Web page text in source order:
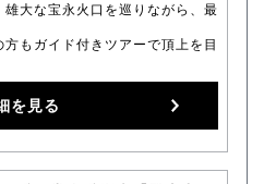
大な宝永火口を巡りながら、最
もガイド付きツアーで頂上を目
を見る